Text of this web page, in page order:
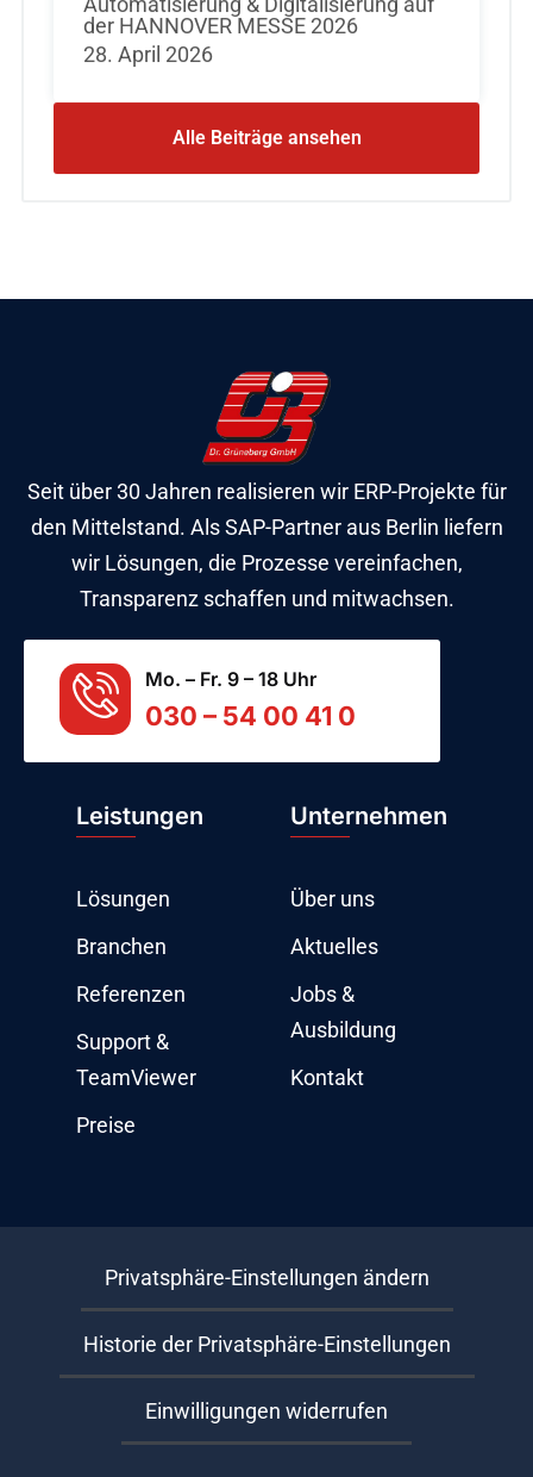
der HANNOVER MESSE 2026
28. April 2026
Alle Beiträge ansehen
Seit über 30 Jahren realisieren wir ERP-Projekte für
den Mittelstand. Als SAP-Partner aus Berlin liefern
wir Lösungen, die Prozesse vereinfachen,
Transparenz schaffen und mitwachsen.
Mo. – Fr. 9 – 18 Uhr
030 – 54 00 41 0
Leistungen
Lösungen
Branchen
Referenzen
Support &
TeamViewer
Preise
Unternehmen
Über uns
Aktuelles
Jobs &
Ausbildung
Kontakt
Privatsphäre-Einstellungen ändern
Historie der Privatsphäre-Einstellungen
Einwilligungen widerrufen